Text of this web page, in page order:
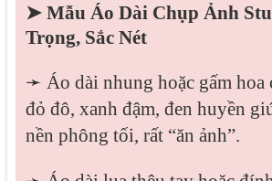
➤ Mẫu Áo Dài Chụp Ảnh
Trọng, Sắc Nét
➛ Áo dài nhung hoặc gấm hoa
đỏ đô, xanh đậm, đen huyền
nền phông tối, rất “ăn ảnh”.